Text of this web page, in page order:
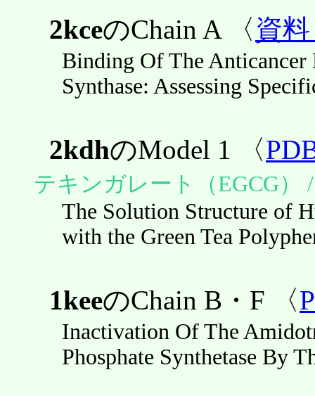
2kceのChain A 〈 資
Binding Of The
Synthase: Assessing
2kdhのModel 1 〈
テキンガレート（EGCG）
The Solution Structure of
with the Green Tea
1keeのChain B・F 〈
Inactivation Of The
Phosphate Synthetase By